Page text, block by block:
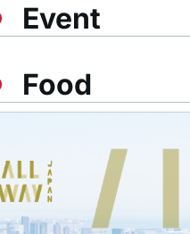
Event
Food